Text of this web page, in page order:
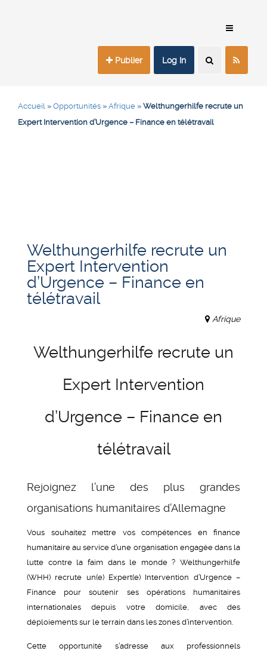
Publier Log In
Accueil » Opportunités » Afrique » Welthungerhilfe recrute un
Expert Intervention d’Urgence – Finance en télétravail
Welthungerhilfe recrute un
Expert Intervention
d’Urgence – Finance en
télétravail
Afrique
Welthungerhilfe recrute un
Expert Intervention
d’Urgence – Finance en
télétravail
Rejoignez l’une des plus grandes
organisations humanitaires d’Allemagne
Vous souhaitez mettre vos compétences en finance
humanitaire au service d’une organisation engagée dans la
lutte contre la faim dans le monde ? Welthungerhilfe
(WHH) recrute un(e) Expert(e) Intervention d’Urgence –
Finance pour soutenir ses opérations humanitaires
internationales depuis votre domicile, avec des
déploiements sur le terrain dans les zones d’intervention.
Cette opportunité s’adresse aux professionnels